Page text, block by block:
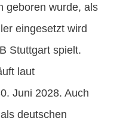
geboren wurde, als
eingesetzt wird
Stuttgart spielt.
laut
Juni 2028. Auch
deutschen